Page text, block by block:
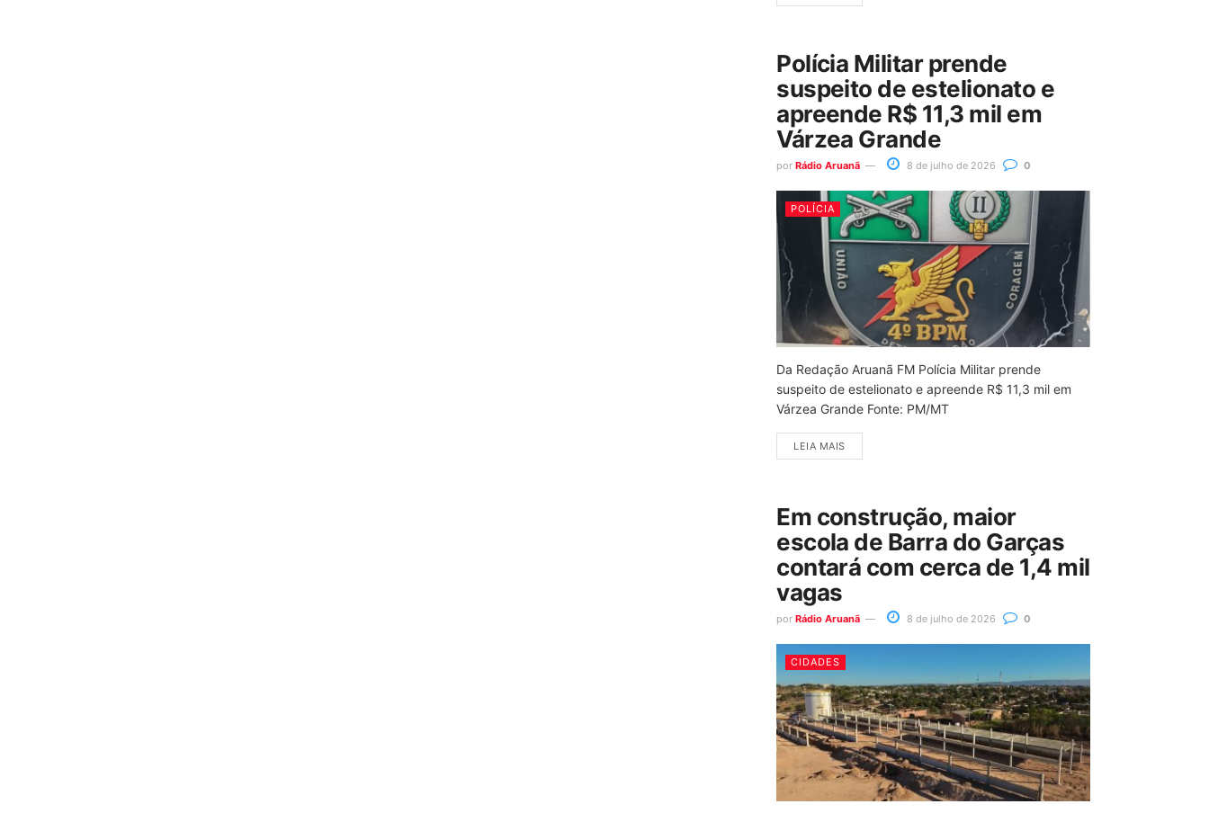
Polícia Militar prende
suspeito de estelionato e
apreende R$ 11,3 mil em
Várzea Grande
por Rádio Aruanã 8 de julho de 2026 0
POLÍCIA
Da Redação Aruanã FM Polícia Militar prende
suspeito de estelionato e apreende R$ 11,3 mil em
Várzea Grande Fonte: PM/MT
LEIA MAIS
Em construção, maior
escola de Barra do Garças
contará com cerca de 1,4 mil
vagas
por Rádio Aruanã 8 de julho de 2026 0
CIDADES